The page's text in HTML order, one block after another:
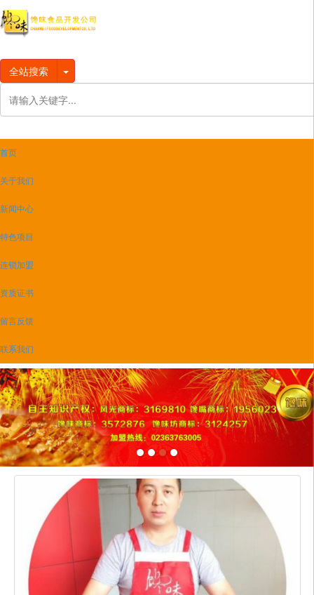
全站搜索
首页
关于我们
新闻中心
特色项目
连锁加盟
资质证书
留言反馈
联系我们